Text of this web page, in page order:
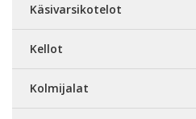
Käsivarsikotelot
Kellot
Kolmijalat